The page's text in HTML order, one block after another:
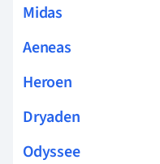
Midas
Aeneas
Heroen
Dryaden
Odyssee